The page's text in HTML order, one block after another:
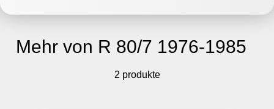
Mehr von R 80/7 1976-1985
2 produkte